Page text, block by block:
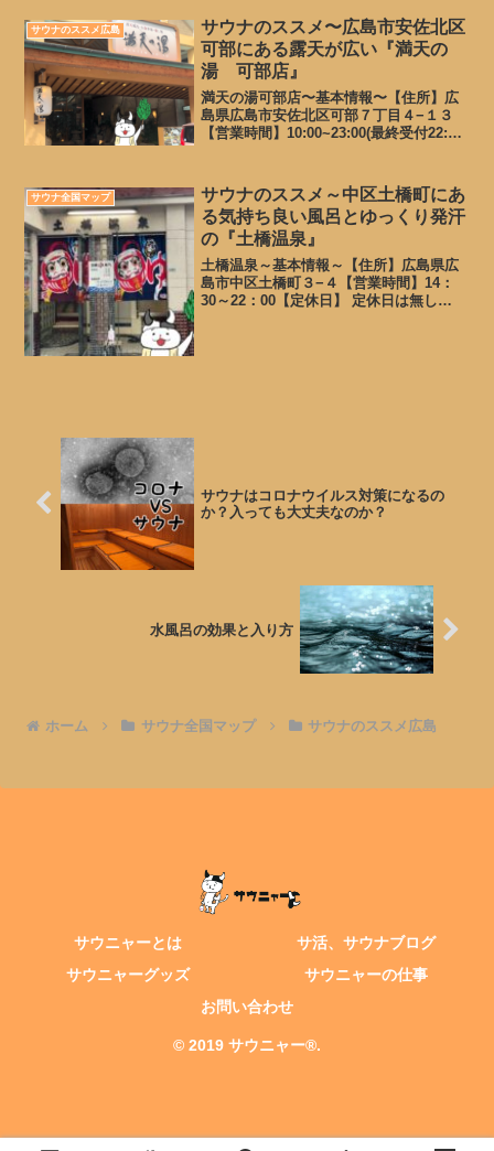
大人 850円（終日）レンタルフェ...
サウナのススメ広島
サウナのススメ〜広島市安佐北区
可部にある露天が広い『満天の
湯 可部店』
満天の湯可部店〜基本情報〜【住所】広
島県広島市安佐北区可部７丁目４−１３
【営業時間】10:00~23:00(最終受付22:00)
（サウナ、露天込み） 内...
サウナ全国マップ
サウナのススメ～中区土橋町にあ
る気持ち良い風呂とゆっくり発汗
の『土橋温泉』
土橋温泉～基本情報～【住所】広島県広
島市中区土橋町３−４【営業時間】14：
30～22：00【定休日】 定休日は無し
サウナはコロナウイルス対策になるの
か？入っても大丈夫なのか？
水風呂の効果と入り方
ホーム サウナ全国マップ サウナのススメ広島
サウニャーとは
サ活、サウナブログ
サウニャーグッズ
サウニャーの仕事
お問い合わせ
© 2019 サウニャー®.